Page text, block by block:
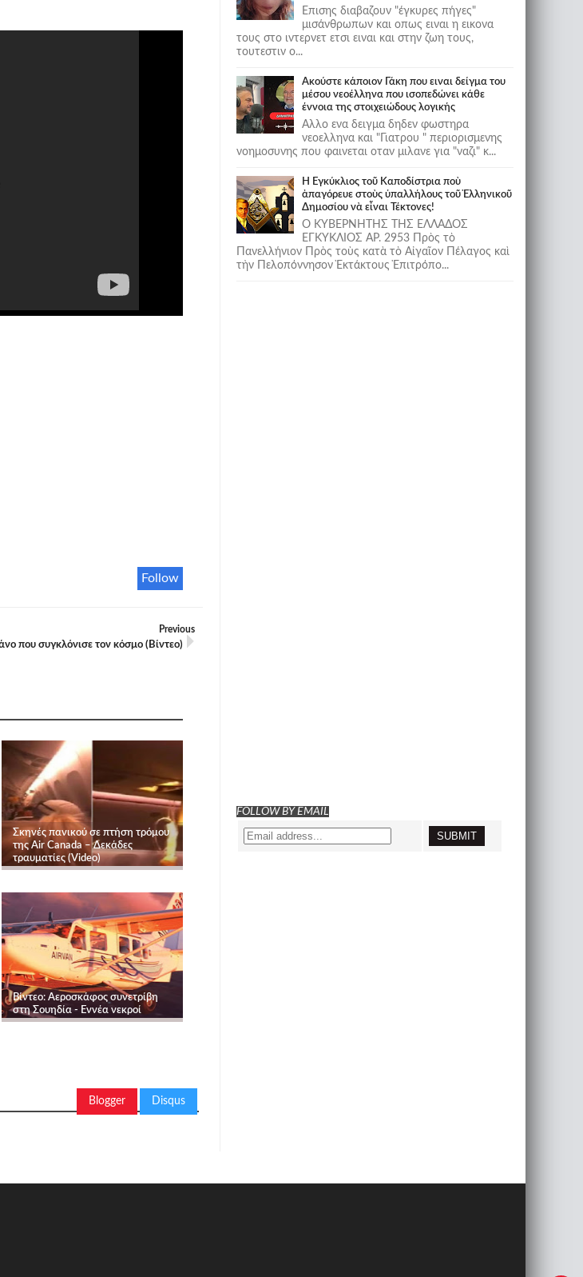
Follow
Previous
που συγκλόνισε τον κόσμο (Βίντεο)
Σκηνές πανικού σε πτήση τρόμου
της Air Canada – Δεκάδες
τραυματίες (Video)
Βίντεο: Αεροσκάφος συνετρίβη
στη Σουηδία - Εννέα νεκροί
Blogger Disqus
Επισης διαβαζουν "έγκυρες πήγες"
μισάνθρωπων και οπως ειναι η εικονα
τους στο ιντερνετ ετσι ειναι και στην ζωη τους,
τουτεστιν ο...
Ακούστε κάποιον Γάκη που ειναι δείγμα του
μέσου νεοέλληνα που ισοπεδώνει κάθε
έννοια της στοιχειώδους λογικής
Αλλο ενα δειγμα δηδεν φωστηρα
νεοελληνα και "Γιατρου " περιορισμενης
νοημοσυνης που φαινεται οταν μιλανε για "ναζι" κ...
Ἡ Ἐγκύκλιος τοῦ Καποδίστρια ποὺ
ἀπαγόρευε στοὺς ὑπαλλήλους τοῦ Ἑλληνικοῦ
Δημοσίου νὰ εἶναι Τέκτονες!
Ο ΚΥΒΕΡΝΗΤΗΣ ΤΗΣ ΕΛΛΑΔΟΣ
ΕΓΚΥΚΛΙΟΣ ΑΡ. 2953 Πρὸς τὸ
Πανελλήνιον Πρὸς τοὺς κατὰ τὸ Αἰγαῖον Πέλαγος καὶ
τὴν Πελοπόννησον Ἐκτάκτους Ἐπιτρόπο...
FOLLOW BY EMAIL